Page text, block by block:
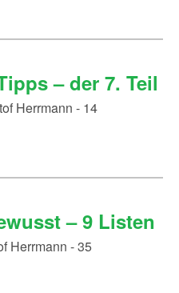
– der 7. Teil
Herrmann - 14
– 9 Listen
Herrmann - 35